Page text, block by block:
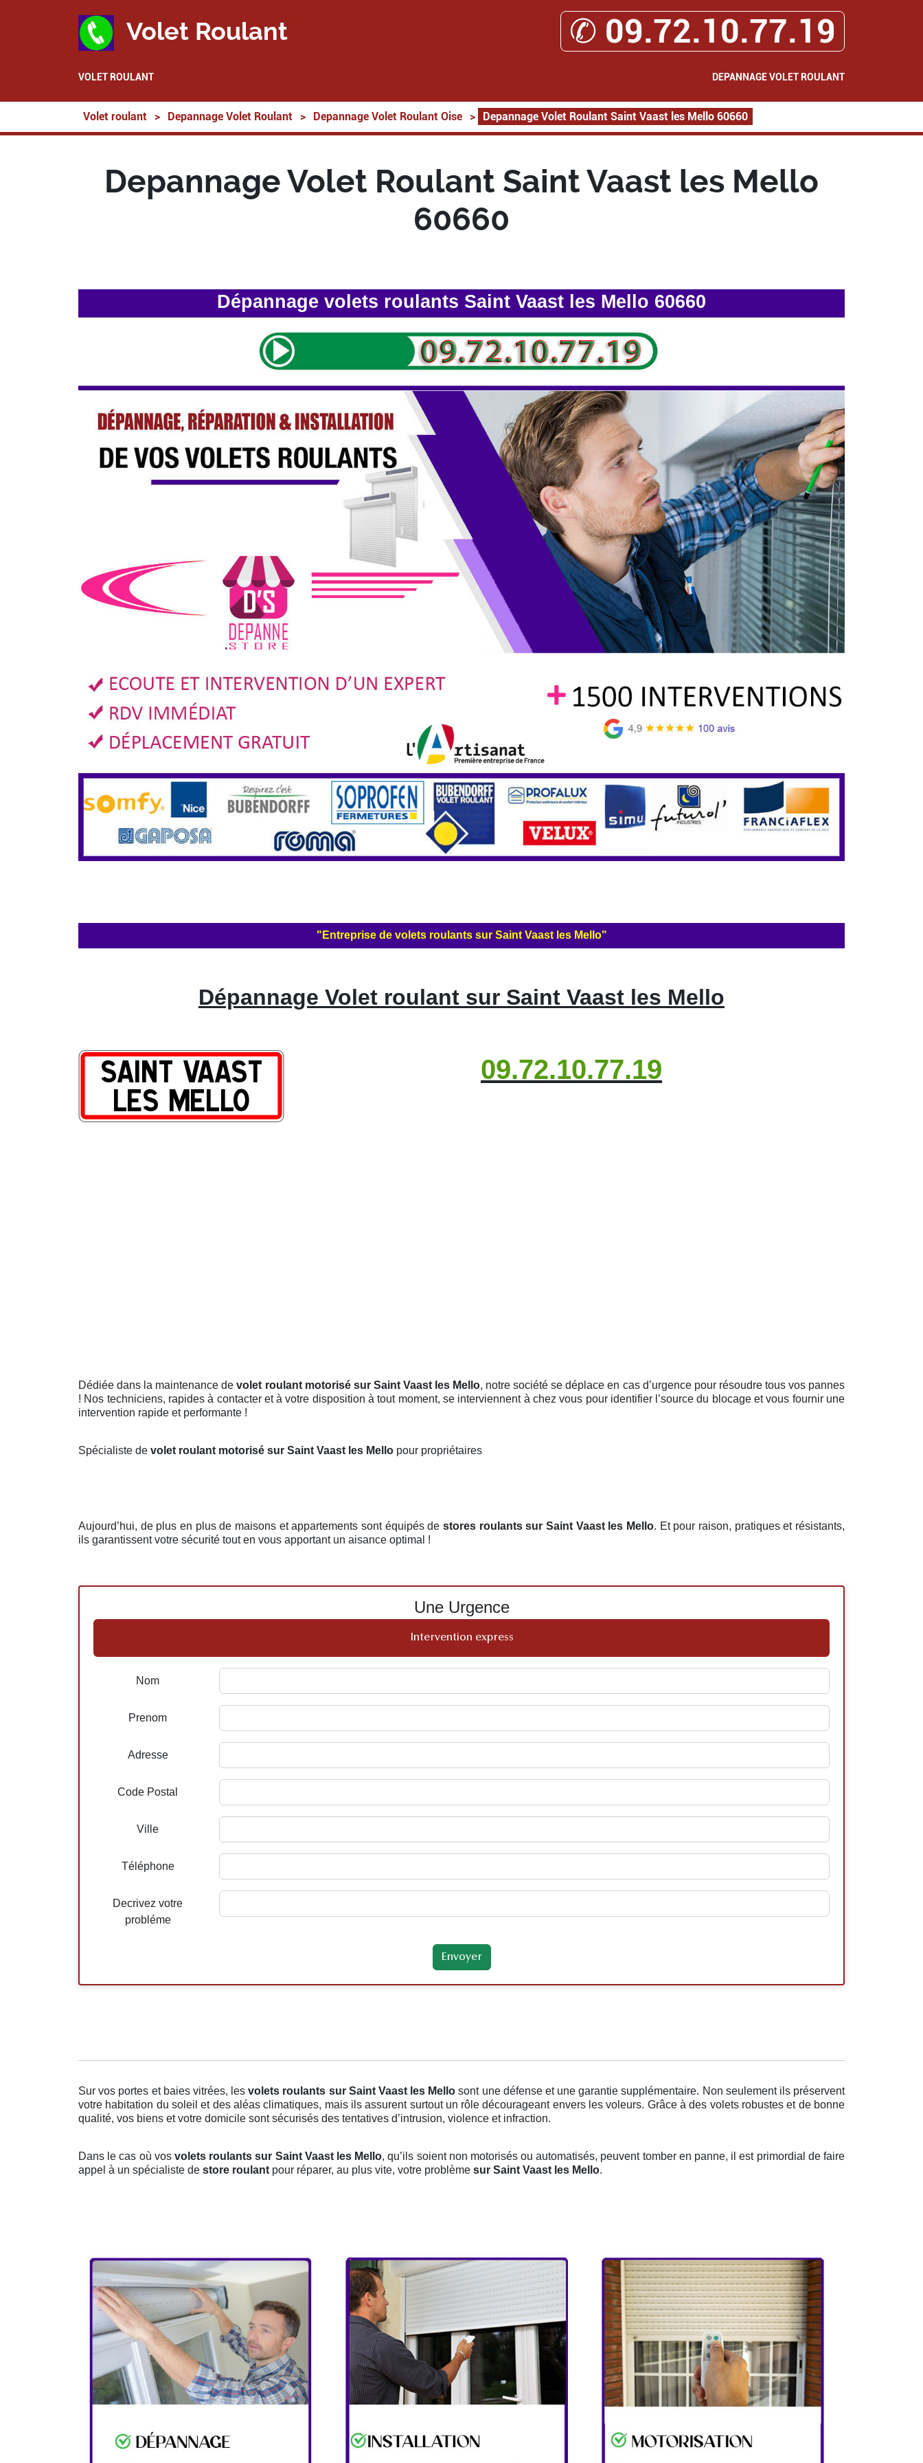
Volet Roulant ✆ 09.72.10.77.19
VOLET ROULANT DEPANNAGE VOLET ROULANT
Volet roulant > Depannage Volet Roulant > Depannage Volet Roulant Oise > Depannage Volet Roulant Saint Vaast les Mello 60660
Depannage Volet Roulant Saint Vaast les Mello
60660
Dépannage volets roulants Saint Vaast les Mello 60660
"Entreprise de volets roulants sur Saint Vaast les Mello"
Dépannage Volet roulant sur Saint Vaast les Mello
09.72.10.77.19
Dédiée dans la maintenance devolet roulant motorisé sur Saint Vaast les Mello, notre société se déplace en cas d’urgence pour résoudre tous vos pannes
! Nos techniciens, rapides à contacter et à votre disposition à tout moment, se interviennent à chez vous pour identifier l’source du blocage et vous fournir une
intervention rapide et performante !
Spécialiste de volet roulant motorisé sur Saint Vaast les Mello pour propriétaires
Aujourd’hui, de plus en plus de maisons et appartements sont équipés de stores roulants sur Saint Vaast les Mello. Et pour raison, pratiques et résistants,
ils garantissent votre sécurité tout en vous apportant un aisance optimal !
Une Urgence
Intervention express
Nom
Prenom
Adresse
Code Postal
Ville
Téléphone
Decrivez votre
probléme
Sur vos portes et baies vitrées, lesvolets roulants sur Saint Vaast les Mellosont une défense et une garantie supplémentaire. Non seulement ils préservent
votre habitation du soleil et des aléas climatiques, mais ils assurent surtout un rôle décourageant envers les voleurs. Grâce à des volets robustes et de bonne
qualité, vos biens et votre domicile sont sécurisés des tentatives d’intrusion, violence et infraction.
Dans le cas où vos volets roulants sur Saint Vaast les Mello, qu’ils soient non motorisés ou automatisés, peuvent tomber en panne, il est primordial de faire
appel à un spécialiste de store roulant pour réparer, au plus vite, votre problème sur Saint Vaast les Mello.